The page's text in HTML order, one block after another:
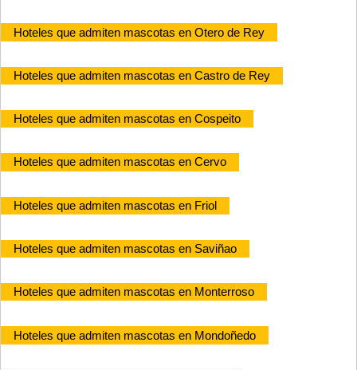
Hoteles que admiten mascotas en Otero de Rey
Hoteles que admiten mascotas en Castro de Rey
Hoteles que admiten mascotas en Cospeito
Hoteles que admiten mascotas en Cervo
Hoteles que admiten mascotas en Friol
Hoteles que admiten mascotas en Saviñao
Hoteles que admiten mascotas en Monterroso
Hoteles que admiten mascotas en Mondoñedo